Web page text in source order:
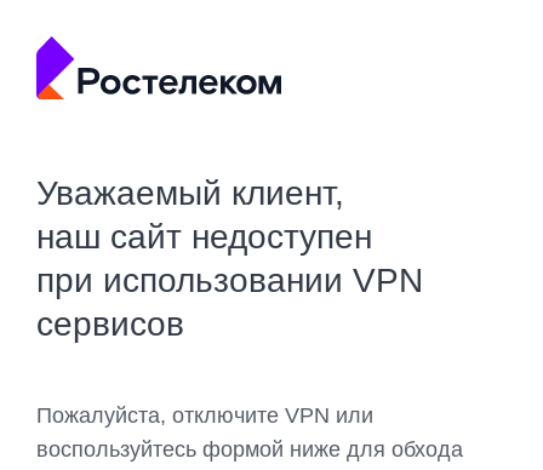
Уважаемый клиент,
наш сайт недоступен
при использовании VPN
сервисов
Пожалуйста, отключите VPN или
воспользуйтесь формой ниже для обхода